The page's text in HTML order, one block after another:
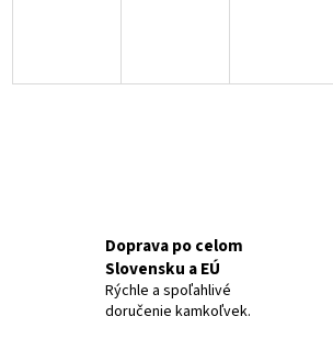
Doprava po celom
Slovensku a EÚ
Rýchle a spoľahlivé
doručenie kamkoľvek.